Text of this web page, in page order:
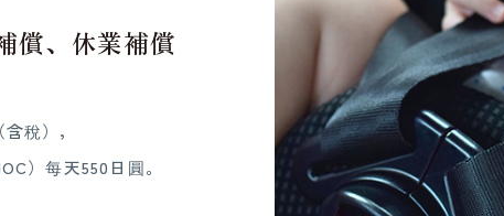
償、休業補償
稅），
）每天550日圓。